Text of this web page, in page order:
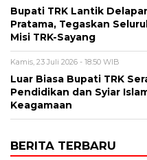
Bupati TRK Lantik
Pratama, Tegaskan
Misi TRK-Sayang
Kamis, 23 Juli 2026 - 18:50 WIB
Luar Biasa Bupati TRK
Pendidikan dan Syiar
Keagamaan
BERITA TERBARU